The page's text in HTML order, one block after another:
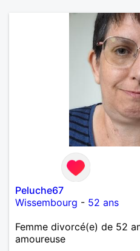
Peluche67
Wissembourg - 52 ans
Femme divorcé(e) de 52
amoureuse